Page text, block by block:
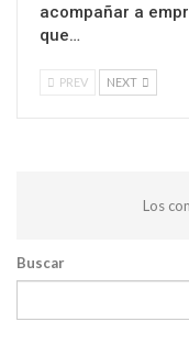
acompañar a
que…
PREV NEXT
Los
Buscar